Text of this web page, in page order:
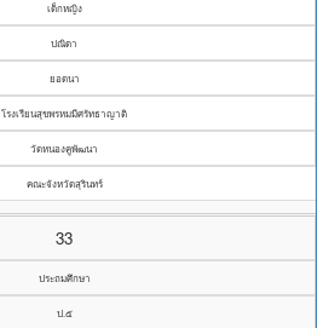
เด็กหญิง
ปณิดา
ยอดนา
โรงเรียนสุขพรหมมีศรัทธาญาติ
วัดหนองคูพัฒนา
คณะจังหวัดสุรินทร์
33
ประถมศึกษา
ป.๕